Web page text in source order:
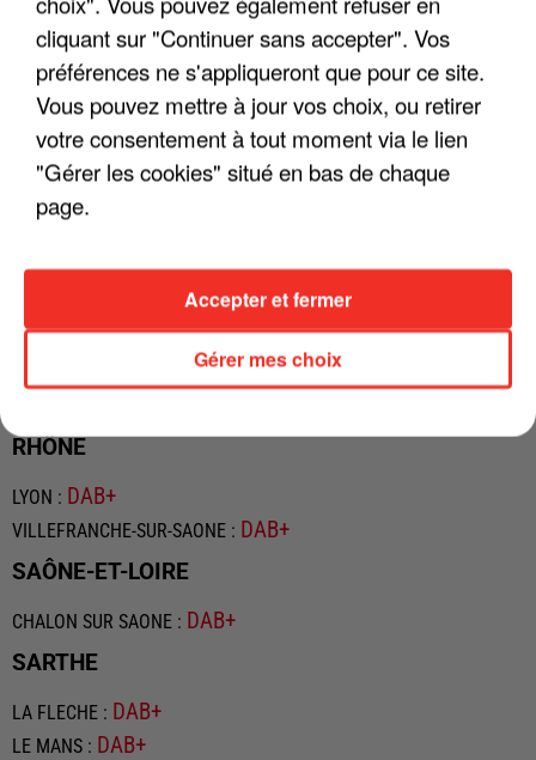
PYRÉNÉES-ATLANTIQUES
BAYONNE DAB+
PAU DAB+
DAB+
PYRÉNÉES-ORIENTALES
CERET: DAB+
BAS-RHIN
RHÔNE
LYON : DAB+
VILLEFRANCHE-SUR-SAONE : DAB+
SAÔNE-ET-LOIRE
CHALON SUR SAONE : DAB+
SARTHE
LA FLECHE : DAB+
LE MANS : DAB+
cliquant sur "Continuer sans accepter". Vos
préférences ne s'appliqueront que pour ce site.
Vous pouvez mettre à jour vos choix, ou retirer
votre consentement à tout moment via le lien
"Gérer les cookies" situé en bas de chaque
page.
Gérer mes choix
Accepter et fermer